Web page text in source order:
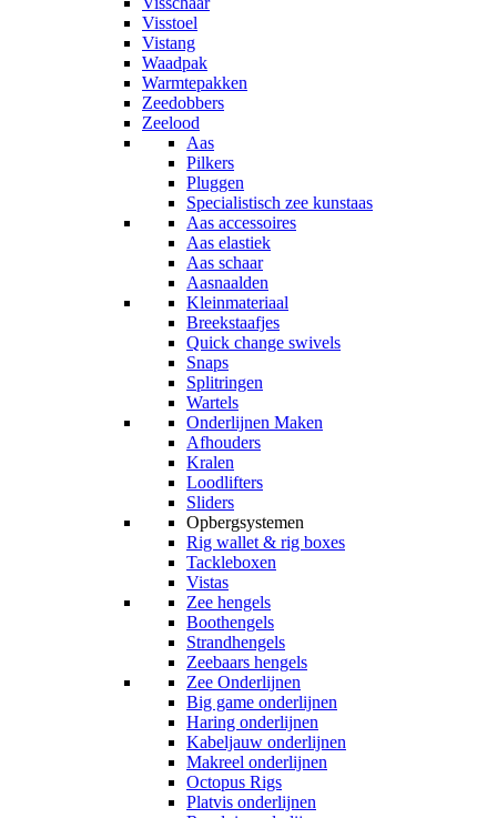
Visstoel
Vistang
Waadpak
Warmtepakken
Zeedobbers
Zeelood
Aas
Pilkers
Pluggen
Specialistisch zee kunstaas
Aas accessoires
Aas elastiek
Aas schaar
Aasnaalden
Kleinmateriaal
Breekstaafjes
Quick change swivels
Snaps
Splitringen
Wartels
Onderlijnen Maken
Afhouders
Kralen
Loodlifters
Sliders
Opbergsystemen
Rig wallet & rig boxes
Tackleboxen
Vistas
Zee hengels
Boothengels
Strandhengels
Zeebaars hengels
Zee Onderlijnen
Big game onderlijnen
Haring onderlijnen
Kabeljauw onderlijnen
Makreel onderlijnen
Octopus Rigs
Platvis onderlijnen